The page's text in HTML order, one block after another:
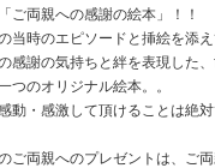
ご両親への感謝の絵本」！！
当時のエピソードと挿絵を添え
感謝の気持ちと絆を表現した
つのオリジナル絵本。。
動・感激して頂けることは絶
ご両親へのプレゼントは、ご